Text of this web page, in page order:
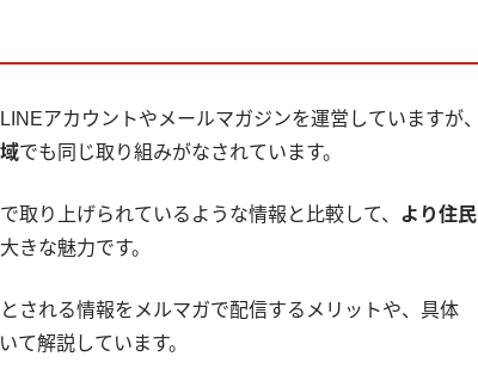
アカウントやメールマガジンを運営していますが、
でも同じ取り組みがなされています。
取り上げられているような情報と比較して、 より住民
きな魅力です。
される情報をメルマガで配信するメリットや、具体
て解説しています。